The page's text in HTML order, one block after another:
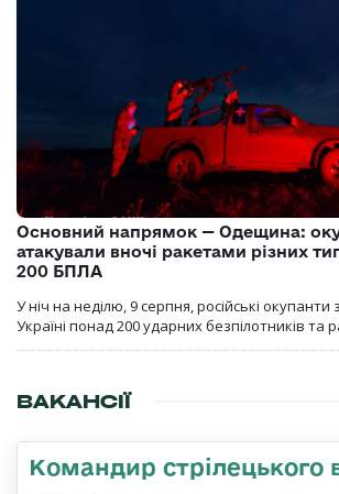
Основний напрямок — Одещина:
атакували вночі ракетами різних
200 БПЛА
У ніч на неділю, 9 серпня, російські окупанти
Україні понад 200 ударних безпілотників та
ВАКАНСІЇ
Командир стрілецького